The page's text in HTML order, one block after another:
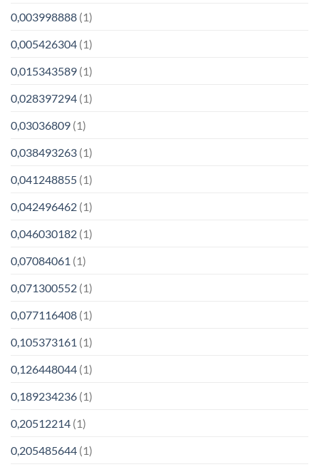
0,003998888 (1)
0,005426304 (1)
0,015343589 (1)
0,028397294 (1)
0,03036809 (1)
0,038493263 (1)
0,041248855 (1)
0,042496462 (1)
0,046030182 (1)
0,07084061 (1)
0,071300552 (1)
0,077116408 (1)
0,105373161 (1)
0,126448044 (1)
0,189234236 (1)
0,20512214 (1)
0,205485644 (1)